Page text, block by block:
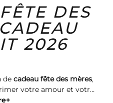
Idées
Cadeaux
Bons
Plans
DES
2026
de cadeau fête des mères,
votre amour et votre
inoubliable avec des